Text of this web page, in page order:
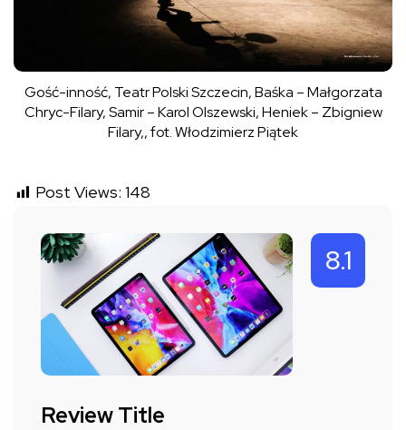
Gość-inność, Teatr Polski Szczecin, Baśka – Małgorzata
Chryc-Filary, Samir – Karol Olszewski, Heniek – Zbigniew
Filary,, fot. Włodzimierz Piątek
Post Views: 148
Review Title
8.1